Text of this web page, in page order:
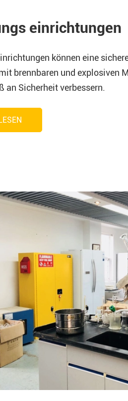
einrichtungen
können eine
brennbaren und explosiven
an Sicherheit verbessern.